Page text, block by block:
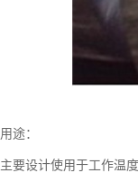
用途：
主要设计使用于工作温